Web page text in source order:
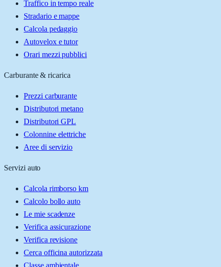
Traffico in tempo reale
Stradario e mappe
Calcola pedaggio
Autovelox e tutor
Orari mezzi pubblici
Carburante & ricarica
Prezzi carburante
Distributori metano
Distributori GPL
Colonnine elettriche
Aree di servizio
Servizi auto
Calcola rimborso km
Calcolo bollo auto
Le mie scadenze
Verifica assicurazione
Verifica revisione
Cerca officina autorizzata
Classe ambientale